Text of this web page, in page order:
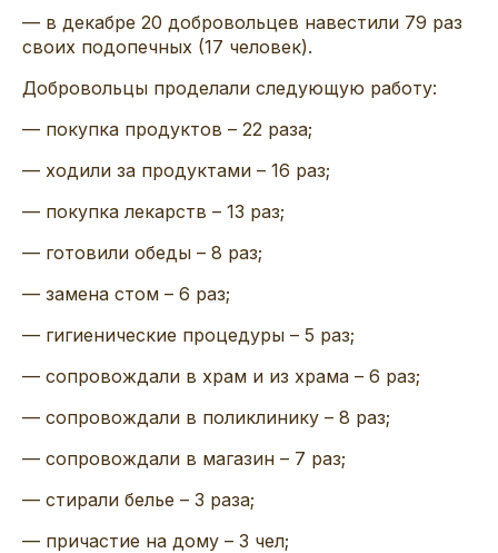
— в декабре 20 добровольцев навестили 79 раз
своих подопечных (17 человек).
Добровольцы проделали следующую работу:
— покупка продуктов – 22 раза;
— ходили за продуктами – 16 раз;
— покупка лекарств – 13 раз;
— готовили обеды – 8 раз;
— замена стом – 6 раз;
— гигиенические процедуры – 5 раз;
— сопровождали в храм и из храма – 6 раз;
— сопровождали в поликлинику – 8 раз;
— сопровождали в магазин – 7 раз;
— стирали белье – 3 раза;
— причастие на дому – 3 чел;